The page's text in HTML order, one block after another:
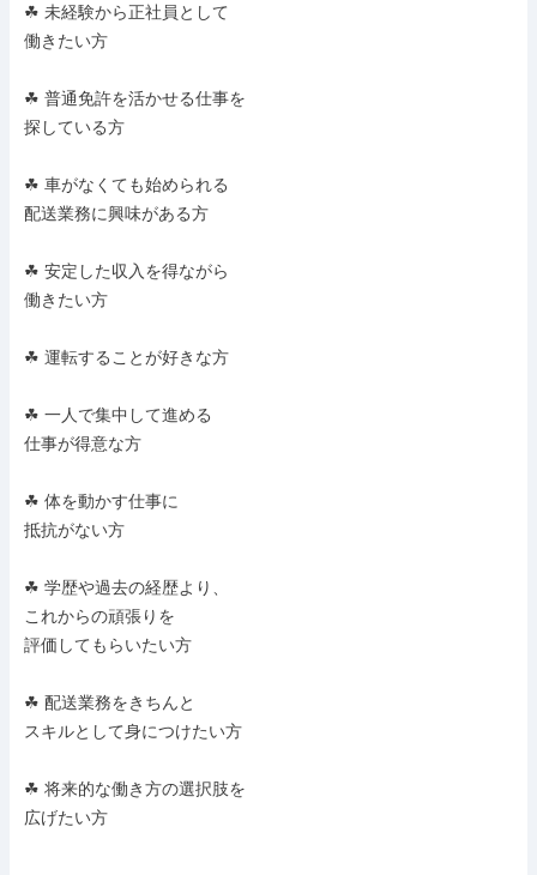
☘ 未経験から正社員として
働きたい方
☘ 普通免許を活かせる仕事を
探している方
☘ 車がなくても始められる
配送業務に興味がある方
☘ 安定した収入を得ながら
働きたい方
☘ 運転することが好きな方
☘ 一人で集中して進める
仕事が得意な方
☘ 体を動かす仕事に
抵抗がない方
☘ 学歴や過去の経歴より、
これからの頑張りを
評価してもらいたい方
☘ 配送業務をきちんと
スキルとして身につけたい方
☘ 将来的な働き方の選択肢を
広げたい方